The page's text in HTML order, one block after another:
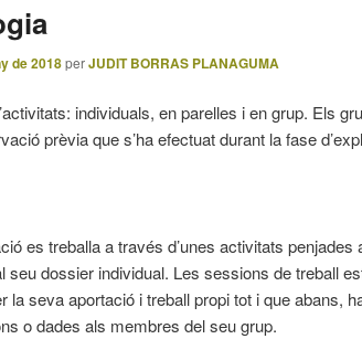
de 2018perJUDIT BORRAS PLANAGUMA
individuals, en parelles i en grup. Els
prèvia que s’ha efectuat durant la fase
es treballa a través d’unes activitats
seu dossier individual. Les sessions de treball
la seva aportació i treball propi tot i que abans,
o dades als membres del seu grup.